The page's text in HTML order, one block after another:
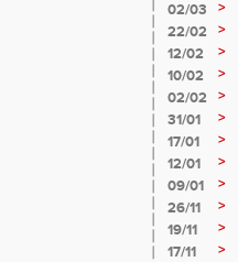
02/03
>
22/02 >
12/02 >
10/02 >
02/02
>
31/01 >
17/01
>
12/01 >
09/01
>
26/11 >
19/11 >
17/11
>